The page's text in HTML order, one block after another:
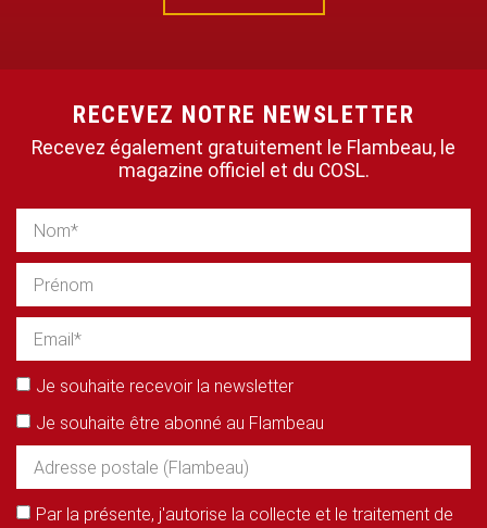
RECEVEZ NOTRE NEWSLETTER
Recevez également gratuitement le Flambeau, le
magazine officiel et du COSL.
Je souhaite recevoir la newsletter
Je souhaite être abonné au Flambeau
Par la présente, j'autorise la collecte et le traitement de